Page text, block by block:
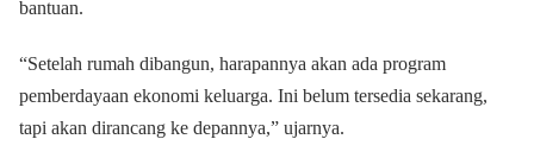
bantuan.
“Setelah rumah dibangun, harapannya akan ada program
pemberdayaan ekonomi keluarga. Ini belum tersedia sekarang,
tapi akan dirancang ke depannya,” ujarnya.